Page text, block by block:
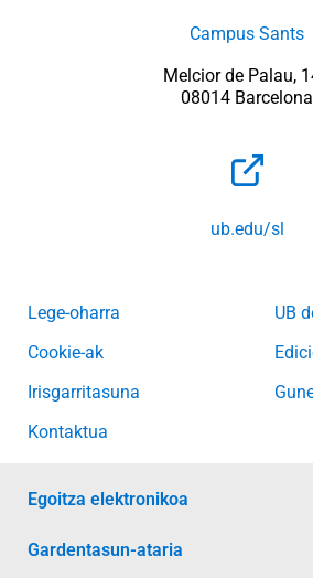
Campus Sants
Melcior de Palau,
08014 Barcelona
ub.edu/sl
Lege-oharra
Cookie-ak
Irisgarritasuna
Kontaktua
UB
Egoitza elektronikoa
Gardentasun-ataria